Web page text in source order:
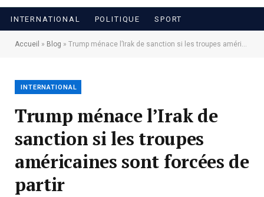
INTERNATIONAL POLITIQUE SPORT
Accueil » Blog » Trump ménace l’Irak de sanction si les troupes américaines sont forcées de partir
INTERNATIONAL
Trump ménace l’Irak de
sanction si les troupes
américaines sont forcées de
partir